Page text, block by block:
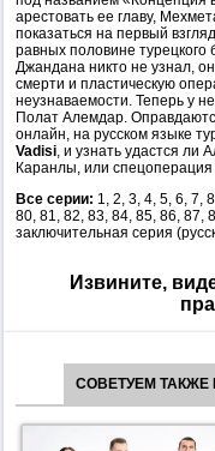
арестовать ее главу,
показаться на первый
равных половине
Джандана никто не узнал,
смерти и пластическую
неузнаваемости. Теперь у
Полат Алемдар.
онлайн, на русском языке
Vadisi, и узнать удастся ли
Каранлы, или спецоперация
Все серии: 1, 2, 3, 4, 5, 6, 7,
80, 81, 82, 83, 84, 85, 86, 87,
заключительная серия
Извините,
СОВЕТУЕМ ТАКЖЕ